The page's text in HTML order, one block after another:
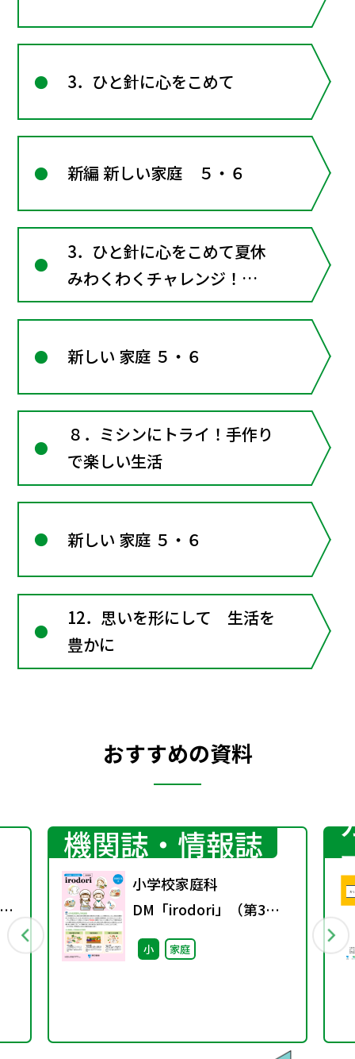
3．ひと針に心をこめて
新編 新しい家庭 ５・６
3．ひと針に心をこめて夏休
みわくわくチャレンジ！
（1）
新しい 家庭 ５・６
８．ミシンにトライ！手作り
で楽しい生活
新しい 家庭 ５・６
12．思いを形にして 生活を
豊かに
おすすめの資料
機関誌・情報誌
小学校家庭科
DM「irodori」（第3
号）
小 家庭